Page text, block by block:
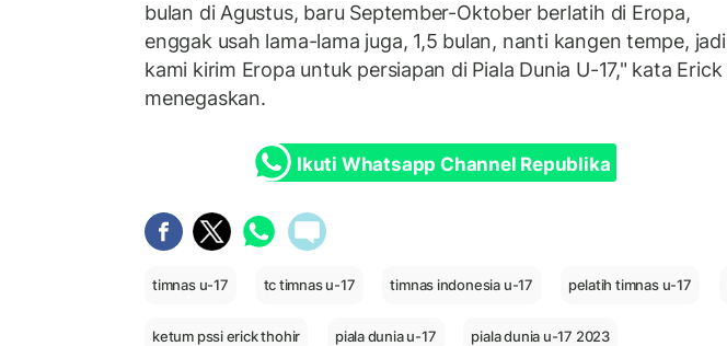
bulan di Agustus, baru September-Oktober berlatih di Eropa,
enggak usah lama-lama juga, 1,5 bulan, nanti kangen tempe, jadi
kami kirim Eropa untuk persiapan di Piala Dunia U-17," kata Erick
menegaskan.
Ikuti Whatsapp Channel Republika
timnas u-17 tc timnas u-17 timnas indonesia u-17 pelatih timnas u-17
ketum pssi erick thohir piala dunia u-17 piala dunia u-17 2023